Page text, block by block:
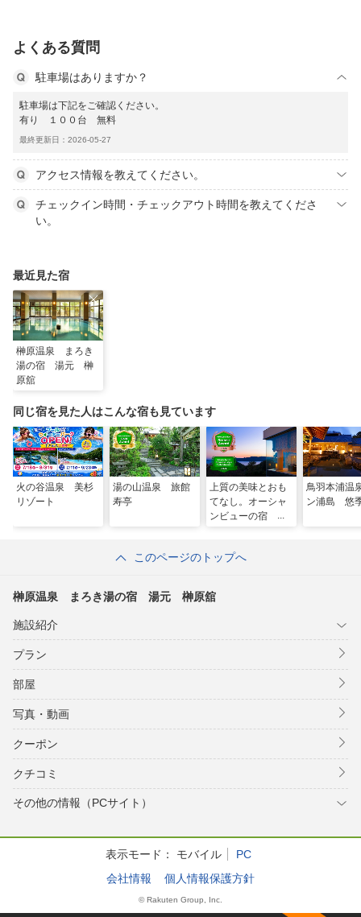
よくある質問
駐車場はありますか？
駐車場は下記をご確認ください。
有り １００台 無料
最終更新日：2026-05-27
アクセス情報を教えてください。
チェックイン時間・チェックアウト時間を教えてくださ
い。
最近見た宿
榊原温泉 まろき
湯の宿 湯元 榊
原舘
同じ宿を見た人はこんな宿も見ています
火の谷温泉 美杉
リゾート
湯の山温泉 旅館
寿亭
上質の美味とおも
てなし。オーシャ
ンビューの宿 旅
鳥羽本浦
ン浦島 悠
このページのトップへ
榊原温泉 まろき湯の宿 湯元 榊原舘
施設紹介
プラン
部屋
写真・動画
クーポン
クチコミ
その他の情報（PCサイト）
表示モード： モバイル
PC
会社情報
個人情報保護方針
© Rakuten Group, Inc.